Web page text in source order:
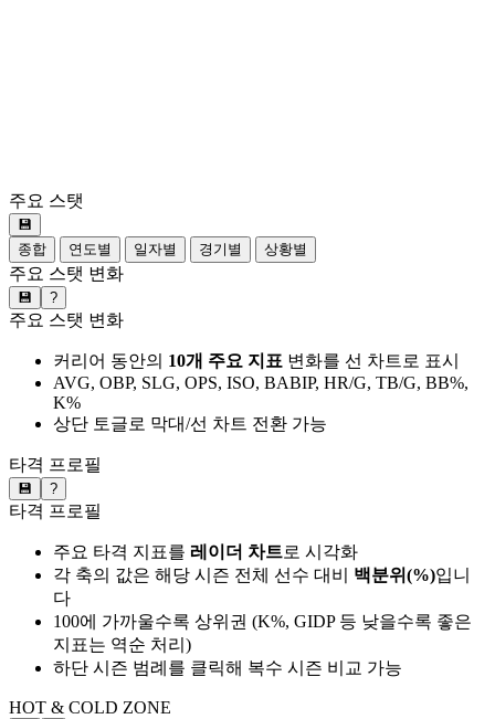
주요 스탯
💾
종합
연도별 일자별 경기별 상황별
주요 스탯 변화
💾 ?
주요 스탯 변화
커리어 동안의 10개 주요 지표 변화를 선 차트로 표시
AVG, OBP, SLG, OPS, ISO, BABIP, HR/G, TB/G, BB%,
K%
상단 토글로 막대/선 차트 전환 가능
타격 프로필
💾 ?
타격 프로필
주요 타격 지표를 레이더 차트로 시각화
각 축의 값은 해당 시즌 전체 선수 대비 백분위(%)입니
다
100에 가까울수록 상위권 (K%, GIDP 등 낮을수록 좋은
지표는 역순 처리)
하단 시즌 범례를 클릭해 복수 시즌 비교 가능
HOT & COLD ZONE